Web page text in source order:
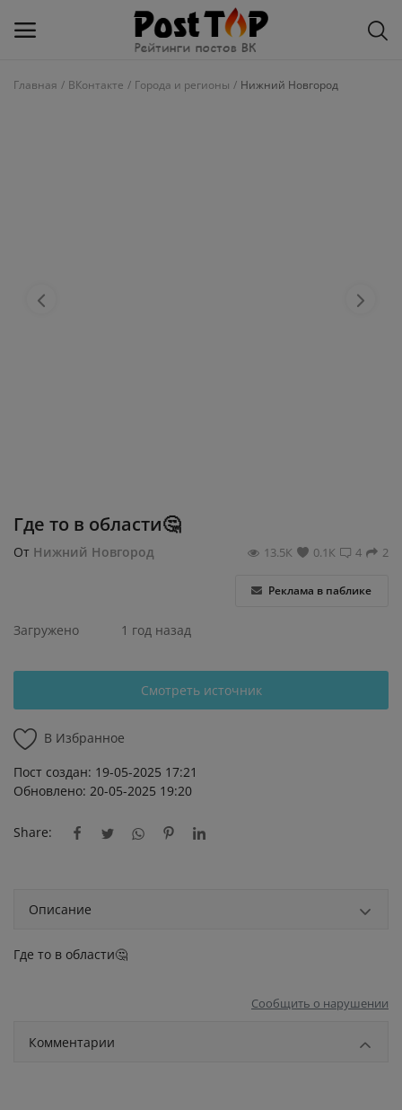
О рейтинге
Главная ВКонтакте Города и регионы Нижний Новгород
Где то в области🤔
От Нижний Новгород 2
4
0.1К
13.5К
Реклама в паблике
Загружено 1 год назад
Смотреть источник
В Избранное
Пост создан: 19-05-2025 17:21
Обновлено: 20-05-2025 19:20
Share:
Описание
Где то в области🤔
Сообщить о нарушении
Комментарии